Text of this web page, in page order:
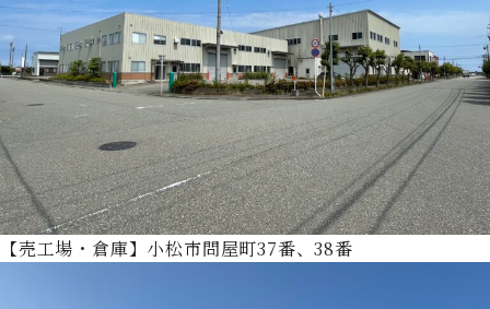
【売工場・倉庫】小松市問屋町37番、38番